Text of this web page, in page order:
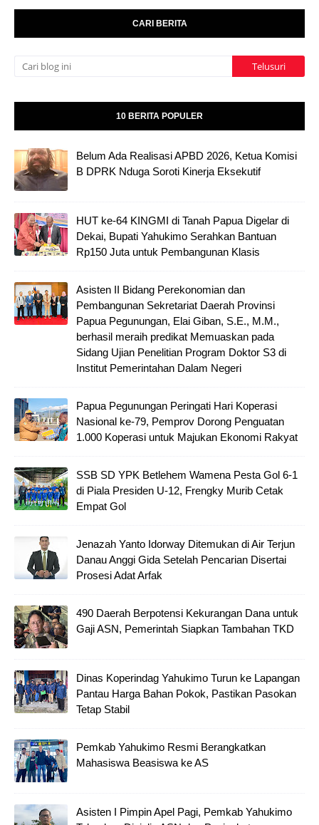
CARI BERITA
10 BERITA POPULER
Belum Ada Realisasi APBD 2026, Ketua Komisi
B DPRK Nduga Soroti Kinerja Eksekutif
HUT ke-64 KINGMI di Tanah Papua Digelar di
Dekai, Bupati Yahukimo Serahkan Bantuan
Rp150 Juta untuk Pembangunan Klasis
Asisten II Bidang Perekonomian dan
Pembangunan Sekretariat Daerah Provinsi
Papua Pegunungan, Elai Giban, S.E., M.M.,
berhasil meraih predikat Memuaskan pada
Sidang Ujian Penelitian Program Doktor S3 di
Institut Pemerintahan Dalam Negeri
Papua Pegunungan Peringati Hari Koperasi
Nasional ke-79, Pemprov Dorong Penguatan
1.000 Koperasi untuk Majukan Ekonomi Rakyat
SSB SD YPK Betlehem Wamena Pesta Gol 6-1
di Piala Presiden U-12, Frengky Murib Cetak
Empat Gol
Jenazah Yanto Idorway Ditemukan di Air Terjun
Danau Anggi Gida Setelah Pencarian Disertai
Prosesi Adat Arfak
490 Daerah Berpotensi Kekurangan Dana untuk
Gaji ASN, Pemerintah Siapkan Tambahan TKD
Dinas Koperindag Yahukimo Turun ke Lapangan
Pantau Harga Bahan Pokok, Pastikan Pasokan
Tetap Stabil
Pemkab Yahukimo Resmi Berangkatkan
Mahasiswa Beasiswa ke AS
Asisten I Pimpin Apel Pagi, Pemkab Yahukimo